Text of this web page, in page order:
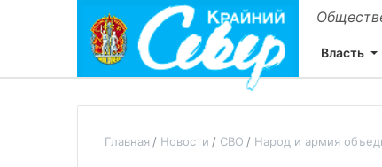
Власть
Главная Новости СВО Народ и армия